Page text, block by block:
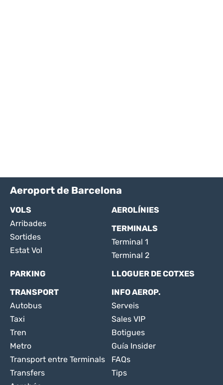
Aeroport de Barcelona
VOLS
Arribades
Sortides
Estat Vol
AEROLÍNIES
TERMINALS
Terminal 1
Terminal 2
PARKING
LLOGUER DE COTXES
TRANSPORT
Autobus
Taxi
Tren
Metro
Transport entre Terminals
Transfers
INFO AEROP.
Serveis
Sales VIP
Botigues
Guía Insider
FAQs
Tips